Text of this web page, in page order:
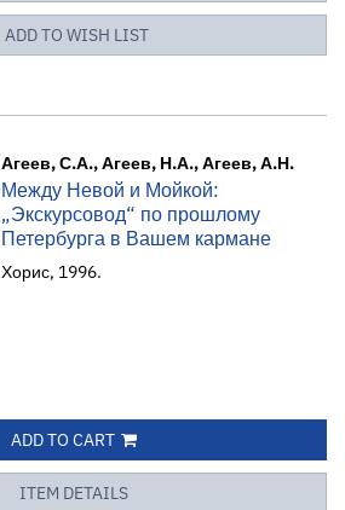
ADD TO WISH LIST
Агеев, С.А., Агеев, Н.А., Агеев, А.Н.
Между Невой и Мойкой:
„Экскурсовод“ по прошлому
Петербурга в Вашем кармане
Хорис, 1996.
ADD TO CART
ITEM DETAILS